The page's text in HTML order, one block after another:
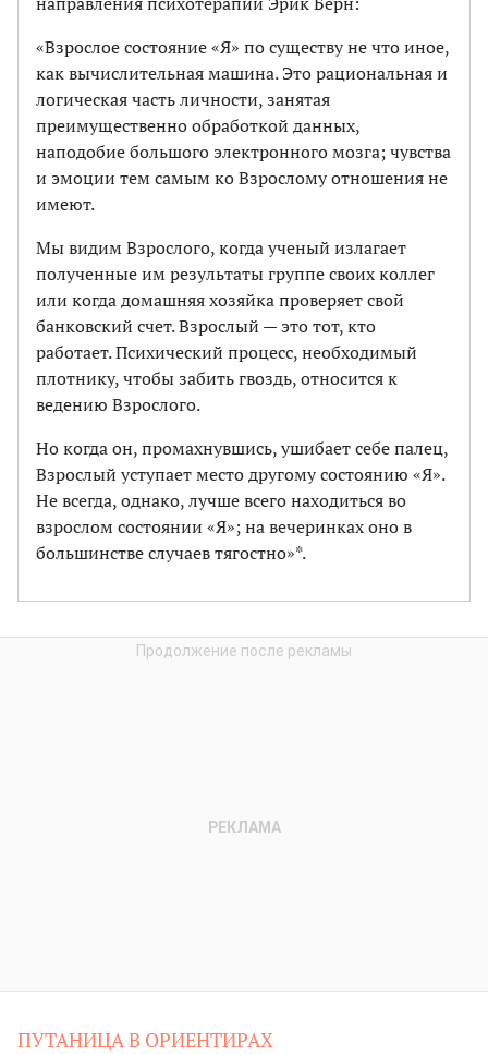
«Взрослое состояние «Я» по существу не что иное,
как вычислительная машина. Это рациональная и
логическая часть личности, занятая
преимущественно обработкой данных,
наподобие большого электронного мозга; чувства
и эмоции тем самым ко Взрослому отношения не
имеют.
Мы видим Взрослого, когда ученый излагает
полученные им результаты группе своих коллег
или когда домашняя хозяйка проверяет свой
банковский счет. Взрослый — это тот, кто
работает. Психический процесс, необходимый
плотнику, чтобы забить гвоздь, относится к
ведению Взрослого.
Но когда он, промахнувшись, ушибает себе палец,
Взрослый уступает место другому состоянию «Я».
Не всегда, однако, лучше всего находиться во
взрослом состоянии «Я»; на вечеринках оно в
большинстве случаев тягостно»*.
ПУТАНИЦА В ОРИЕНТИРАХ